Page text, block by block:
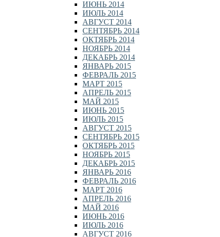
ИЮНЬ 2014
ИЮЛЬ 2014
АВГУСТ 2014
СЕНТЯБРЬ 2014
ОКТЯБРЬ 2014
НОЯБРЬ 2014
ДЕКАБРЬ 2014
ЯНВАРЬ 2015
ФЕВРАЛЬ 2015
МАРТ 2015
АПРЕЛЬ 2015
МАЙ 2015
ИЮНЬ 2015
ИЮЛЬ 2015
АВГУСТ 2015
СЕНТЯБРЬ 2015
ОКТЯБРЬ 2015
НОЯБРЬ 2015
ДЕКАБРЬ 2015
ЯНВАРЬ 2016
ФЕВРАЛЬ 2016
МАРТ 2016
АПРЕЛЬ 2016
МАЙ 2016
ИЮНЬ 2016
ИЮЛЬ 2016
АВГУСТ 2016